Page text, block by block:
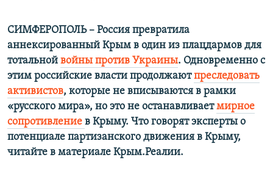
СИМФЕРОПОЛЬ – Россия превратила
аннексированный Крым в один из плацдармов для
тотальной войны против Украины. Одновременно с
этим российские власти продолжаютпреследовать
активистов, которые не вписываются в рамки
«русского мира», но это не останавливаетмирное
сопротивление в Крыму. Что говорят эксперты о
потенциале партизанского движения в Крыму,
читайте в материале Крым.Реалии.